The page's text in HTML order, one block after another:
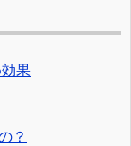
果
？